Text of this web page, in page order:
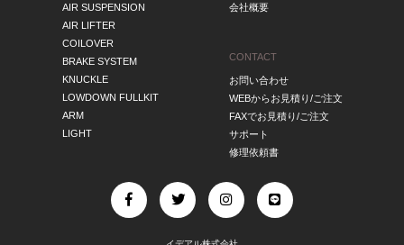
AIR SUSPENSION
AIR LIFTER
COILOVER
BRAKE SYSTEM
KNUCKLE
LOWDOWN FULLKIT
ARM
LIGHT
会社概要
CONTACT
お問い合わせ
WEBからお見積り/ご注文
FAXでお見積り/ご注文
サポート
修理依頼書